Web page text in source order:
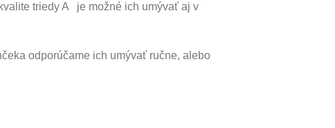
triedy A je možné ich umývať aj v
odporúčame ich umývať ručne, alebo